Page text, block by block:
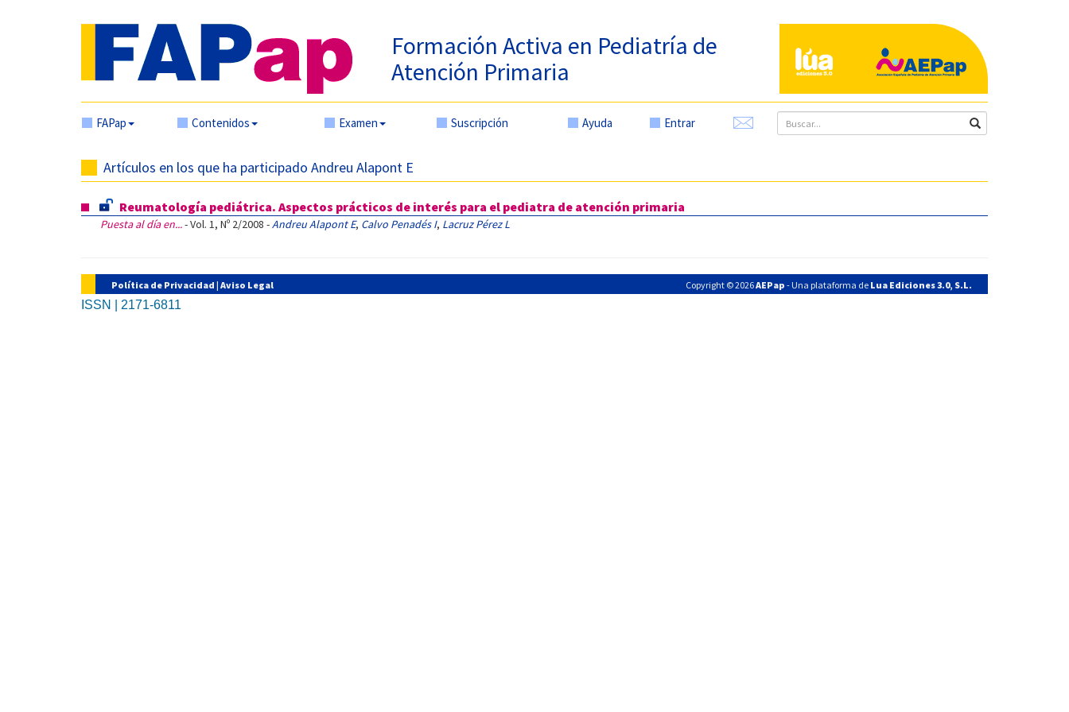
Formación Activa en Pediatría de
Atención Primaria
FAPap Contenidos Examen Suscripción Ayuda Entrar
Artículos en los que ha participado Andreu Alapont E
Reumatología pediátrica. Aspectos prácticos de interés para el pediatra de atención primaria
Puesta al día en...- Vol. 1, Nº 2/2008 -Andreu Alapont E, Calvo Penadés I, Lacruz Pérez L
Política de Privacidad | Aviso Legal Copyright © 2026AEPap - Una plataforma de Lua Ediciones 3.0, S.L.
ISSN | 2171-6811